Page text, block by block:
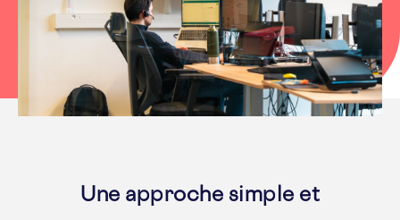
Une approche simple et